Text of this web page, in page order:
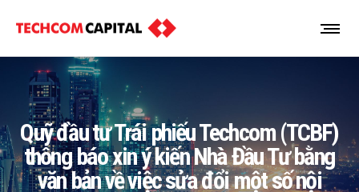
Quỹ đầu tư Trái phiếu Techcom (TCBF)
thông báo xin ý kiến Nhà Đầu Tư bằng
văn bản về việc sửa đổi một số nội